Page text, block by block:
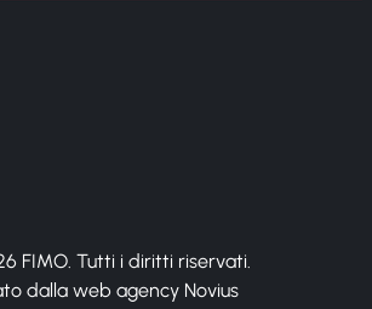
FIMO. Tutti i diritti riservati.
dalla web agency Novius